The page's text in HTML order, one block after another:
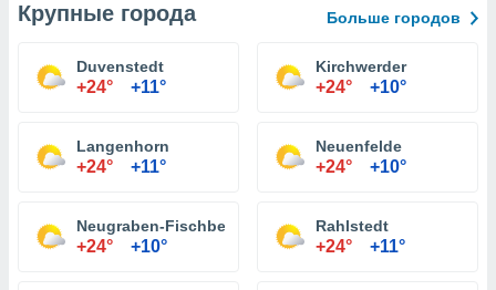
Крупные города Больше городов
Duvenstedt
+24° +11°
Kirchwerder
+24° +10°
Langenhorn
+24° +11°
Neuenfelde
+24° +10°
Neugraben-Fischbek
+24° +10°
Rahlstedt
+24° +11°